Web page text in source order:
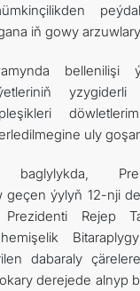
iň gowy
bellenilişi
uly
geçen ýylyň 12-nji
Prezidenti Rejep
dabaraly
derejede alnyp